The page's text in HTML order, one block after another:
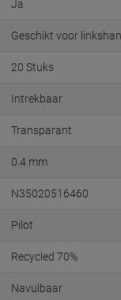
20 Stuks
Intrekbaar
Transparant
0.4 mm
N35020516460
Pilot
Recycled 70%
Navulbaar
Kegelvormig
Niet-permanent